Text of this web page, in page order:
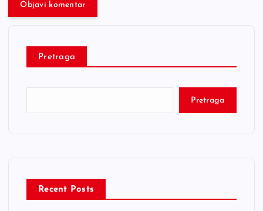
Pretraga
Pretraga
Recent Posts